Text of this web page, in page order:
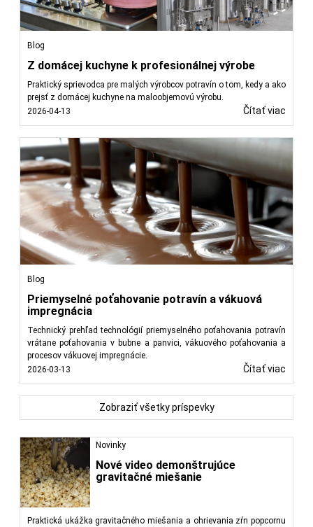
Novinky
Nové video demonštrujúce
gravitačné miešanie
Praktická ukážka gravitačného miešania a ohrievania zŕn popcornu
Blog
Z domácej kuchyne k profesionálnej výrobe
Praktický sprievodca pre malých výrobcov potravín o tom, kedy a ako
prejsť z domácej kuchyne na maloobjemovú výrobu.
2026-04-13
Čítať viac
Blog
Priemyselné poťahovanie potravín a vákuová
impregnácia
Technický prehľad technológií priemyselného poťahovania potravín
vrátane poťahovania v bubne a panvici, vákuového poťahovania a
procesov vákuovej impregnácie.
2026-03-13
Čítať viac
Zobraziť všetky príspevky